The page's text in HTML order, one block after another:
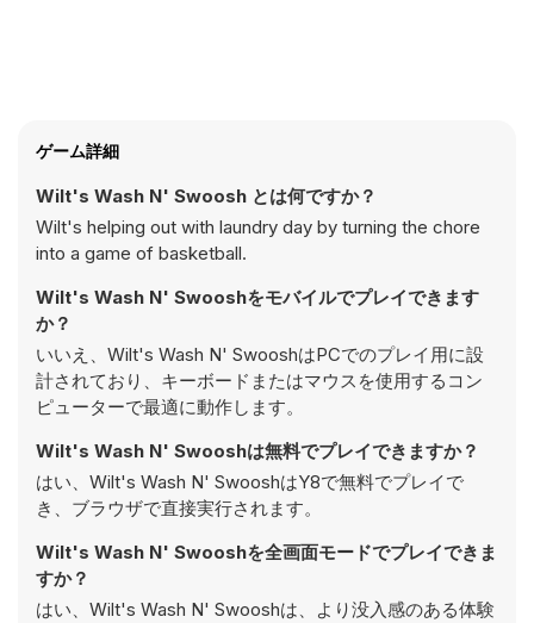
ゲーム詳細
Wilt's Wash N' Swoosh とは何ですか？
Wilt's helping out with laundry day by turning the chore
into a game of basketball.
Wilt's Wash N' Swooshをモバイルでプレイできます
か？
いいえ、Wilt's Wash N' SwooshはPCでのプレイ用に設
計されており、キーボードまたはマウスを使用するコン
ピューターで最適に動作します。
Wilt's Wash N' Swooshは無料でプレイできますか？
はい、Wilt's Wash N' SwooshはY8で無料でプレイで
き、ブラウザで直接実行されます。
Wilt's Wash N' Swooshを全画面モードでプレイできま
すか？
はい、Wilt's Wash N' Swooshは、より没入感のある体験